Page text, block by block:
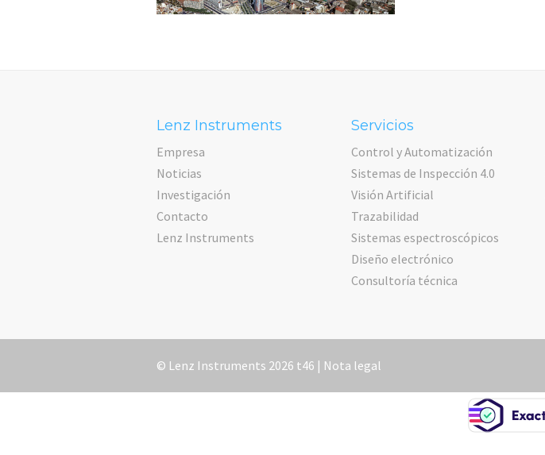
Lenz Instruments
Empresa
Noticias
Investigación
Contacto
Lenz Instruments
Servicios
Control y Automatización
Sistemas de Inspección 4.0
Visión Artificial
Trazabilidad
Sistemas espectroscópicos
Diseño electrónico
Consultoría técnica
© Lenz Instruments 2026 t46 | Nota legal